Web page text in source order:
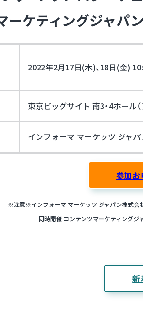
ーケティングジャパン
2022年2月17日(木)、18日(金)
東京ビッグサイト 南3・4ホール
インフォーマ マーケッツ ジャ
参加お
※注意※インフォーマ マーケッツ ジャパン株式会社
同時開催 コンテンツマーケティングジ
新